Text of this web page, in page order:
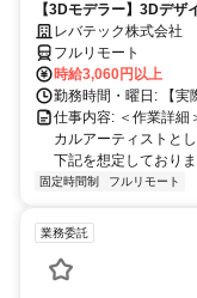
【3Dモデラー】3Dデ
を目指したい方も大歓迎♪
レバテック株式会社
フルリモート
時給3,060円以上
勤務時間・曜日: 【実
仕事内容: ＜作業詳細
カルアーティストと
下記を想定しており
固定時間制 フルリモート
業務委託